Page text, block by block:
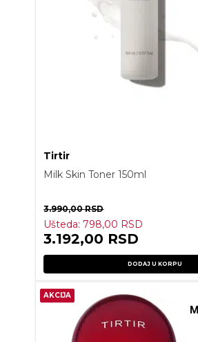
Tirtir
Milk Skin Toner 150ml
3.990,00RSD
Ušteda:798,00 RSD
3.192,00 RSD
DODAJ U KORPU
AKCIJA